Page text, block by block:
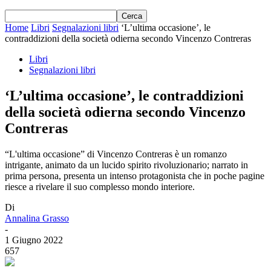
Home Libri Segnalazioni libri ‘L’ultima occasione’, le
contraddizioni della società odierna secondo Vincenzo Contreras
Libri
Segnalazioni libri
‘L’ultima occasione’, le contraddizioni
della società odierna secondo Vincenzo
Contreras
“L'ultima occasione” di Vincenzo Contreras è un romanzo
intrigante, animato da un lucido spirito rivoluzionario; narrato in
prima persona, presenta un intenso protagonista che in poche pagine
riesce a rivelare il suo complesso mondo interiore.
Di
Annalina Grasso
-
1 Giugno 2022
657